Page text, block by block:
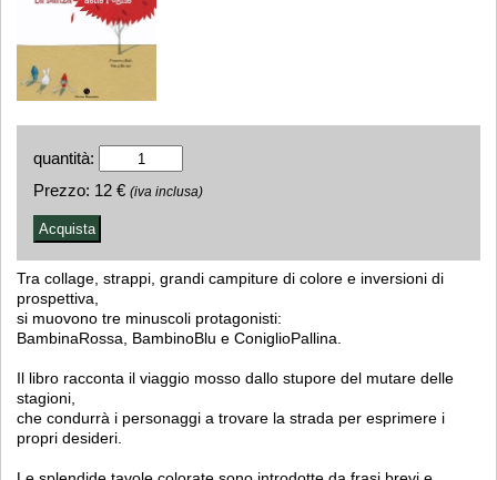
quantità:
Prezzo: 12 € (iva inclusa)
Tra collage, strappi, grandi campiture di colore e inversioni di
prospettiva,
si muovono tre minuscoli protagonisti:
BambinaRossa, BambinoBlu e ConiglioPallina.
Il libro racconta il viaggio mosso dallo stupore del mutare delle
stagioni,
che condurrà i personaggi a trovare la strada per esprimere i
propri desideri.